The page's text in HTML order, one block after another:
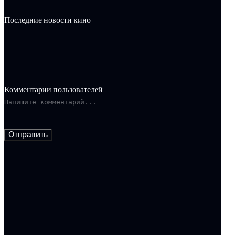
Последние новости кино
Комментарии пользователей
Отправить